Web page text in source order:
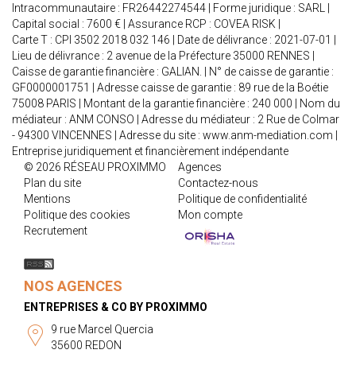
Intracommunautaire : FR26442274544 | Forme juridique : SARL |
Capital social : 7600 € | Assurance RCP : COVEA RISK |
Carte T : CPI 3502 2018 032 146 | Date de délivrance : 2021-07-01 |
Lieu de délivrance : 2 avenue de la Préfecture 35000 RENNES |
Caisse de garantie financière : GALIAN. | N° de caisse de garantie :
GF0000001751 | Adresse caisse de garantie : 89 rue de la Boétie
75008 PARIS | Montant de la garantie financière : 240 000 | Nom du
médiateur : ANM CONSO | Adresse du médiateur : 2 Rue de Colmar
- 94300 VINCENNES | Adresse du site : www.anm-mediation.com
Entreprise juridiquement et financièrement indépendante
© 2026 RÉSEAU PROXIMMO
Agences
Plan du site
Contactez-nous
Mentions
Politique de confidentialité
Politique des cookies
Mon compte
Recrutement
NOS AGENCES
ENTREPRISES & CO BY PROXIMMO
9 rue Marcel Quercia
35600 REDON